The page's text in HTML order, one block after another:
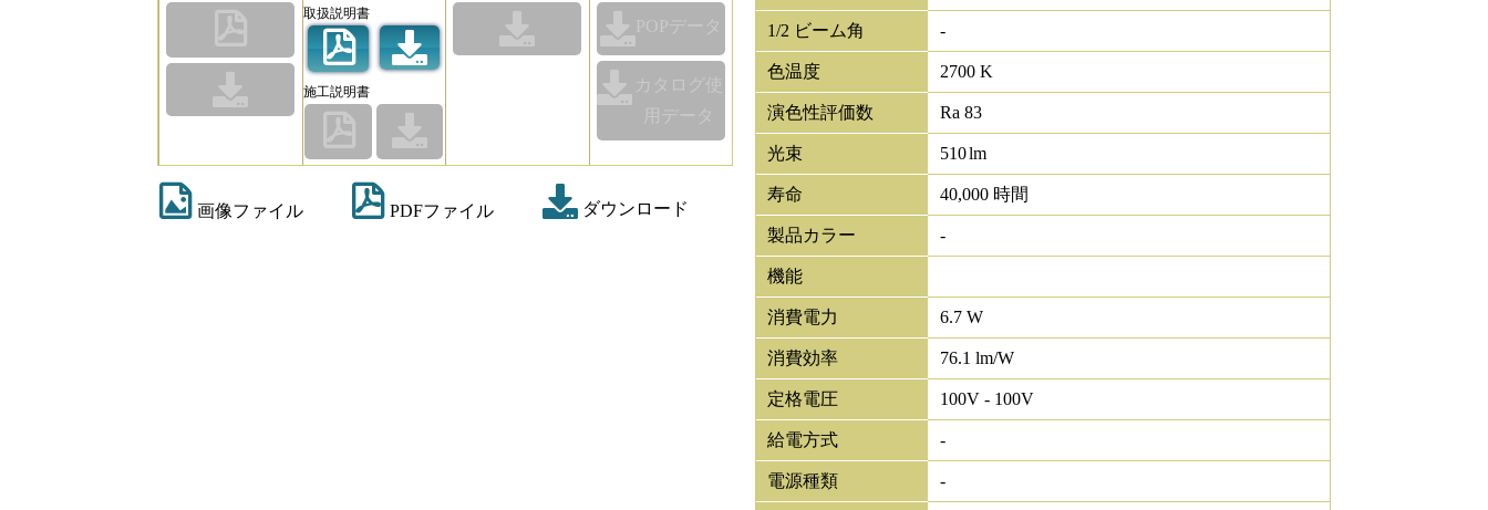
取扱説明書
施工説明書
POPデータ
カタログ使
用データ
画像ファイル PDFファイル ダウンロード
1/2 ビーム角 -
色温度 2700 K
演色性評価数 Ra 83
光束 510lm
寿命 40,000 時間
製品カラー -
機能
消費電力 6.7 W
消費効率 76.1 lm/W
定格電圧 100V - 100V
給電方式 -
電源種類 -